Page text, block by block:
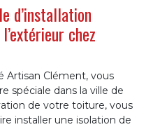
d’installation
chez
Artisan Clément, vous
spéciale dans la ville de
de votre toiture, vous
installer une isolation de